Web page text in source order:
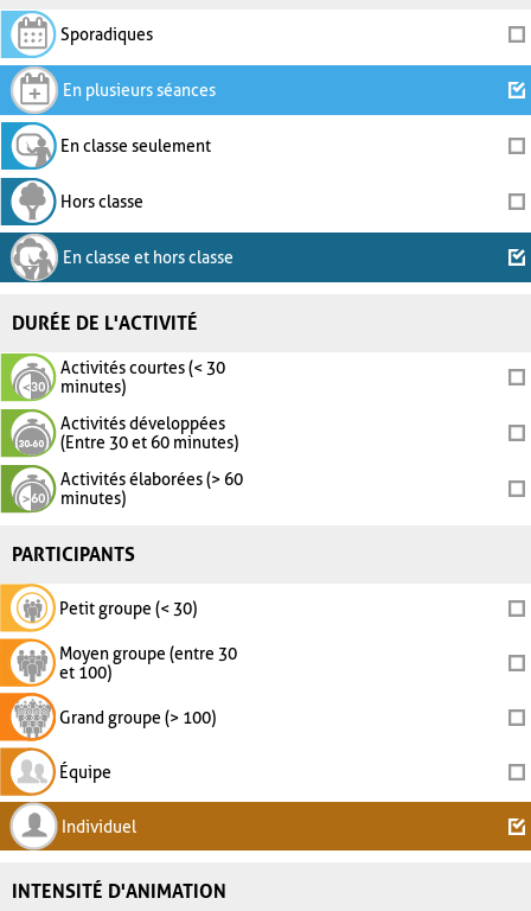
Sporadiques
En plusieurs séances
En classe seulement
Hors classe
En classe et hors classe
DURÉE DE L'ACTIVITÉ
Activités courtes (< 30
minutes)
Activités développées
(Entre 30 et 60 minutes)
Activités élaborées (> 60
minutes)
PARTICIPANTS
Petit groupe (< 30)
Moyen groupe (entre 30
et 100)
Grand groupe (> 100)
Équipe
Individuel
INTENSITÉ D'ANIMATION